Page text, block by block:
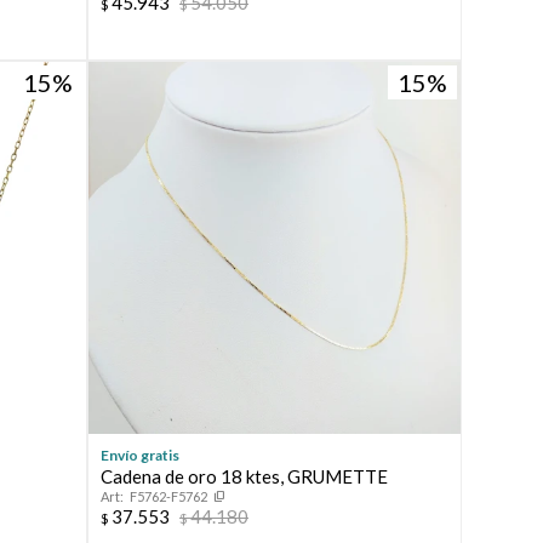
$ $
15 15
Envío gratis
Cadena de oro 18 ktes, GRUMETTE
F5762-F5762
$ 37.553 $44.180